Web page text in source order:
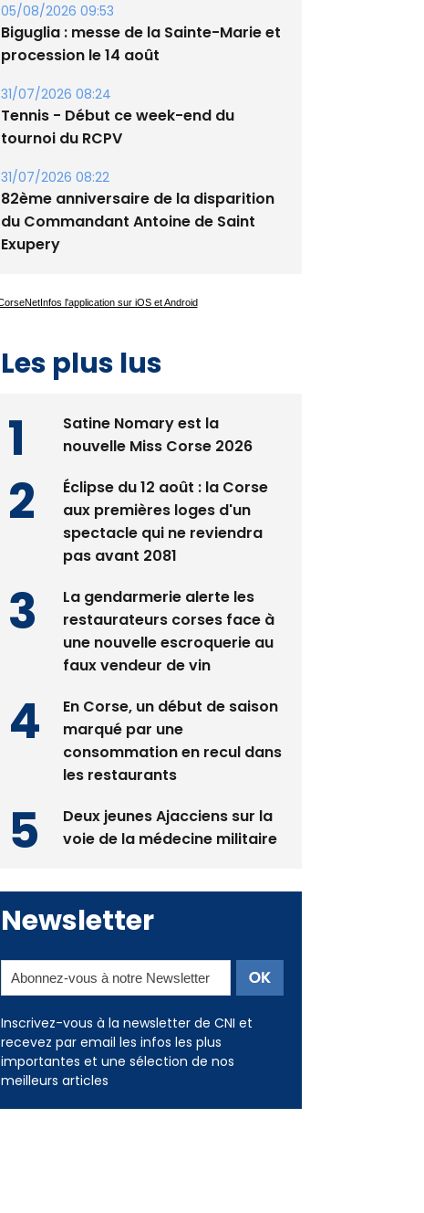
05/08/2026 09:53
Biguglia : messe de la Sainte-Marie et
procession le 14 août
31/07/2026 08:24
Tennis - Début ce week-end du
tournoi du RCPV
31/07/2026 08:22
82ème anniversaire de la disparition
du Commandant Antoine de Saint
Exupery
Les plus lus
Satine Nomary est la
nouvelle Miss Corse 2026
Éclipse du 12 août : la Corse
aux premières loges d'un
spectacle qui ne reviendra
pas avant 2081
La gendarmerie alerte les
restaurateurs corses face à
une nouvelle escroquerie au
faux vendeur de vin
En Corse, un début de saison
marqué par une
consommation en recul dans
les restaurants
Deux jeunes Ajacciens sur la
voie de la médecine militaire
Newsletter
Inscrivez-vous à la newsletter de CNI et
recevez par email les infos les plus
importantes et une sélection de nos
meilleurs articles